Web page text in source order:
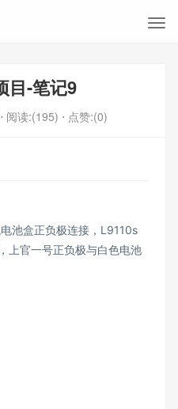
目-笔记9
⋅ 阅读:(195) ⋅ 点赞:(0)
盒正负极连接，L9110s
上官一号正负极与白色电池